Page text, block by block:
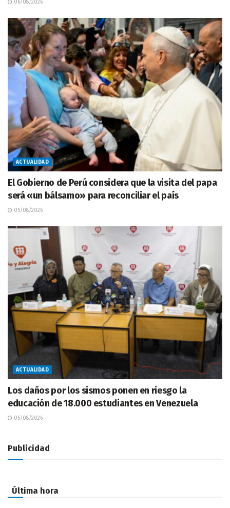
06/08/2026
ACTUALIDAD
El Gobierno de Perú considera que la visita del papa
será «un bálsamo» para reconciliar el país
05/08/2026
ACTUALIDAD
Los daños por los sismos ponen en riesgo la
educación de 18.000 estudiantes en Venezuela
05/08/2026
Publicidad
Última hora